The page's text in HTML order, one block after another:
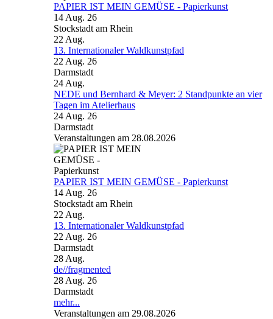
PAPIER IST MEIN GEMÜSE - Papierkunst
14 Aug. 26
Stockstadt am Rhein
22 Aug.
13. Internationaler Waldkunstpfad
22 Aug. 26
Darmstadt
24 Aug.
NEDE und Bernhard & Meyer: 2 Standpunkte an vier
Tagen im Atelierhaus
24 Aug. 26
Darmstadt
Veranstaltungen am 28.08.2026
PAPIER IST MEIN GEMÜSE - Papierkunst
14 Aug. 26
Stockstadt am Rhein
22 Aug.
13. Internationaler Waldkunstpfad
22 Aug. 26
Darmstadt
28 Aug.
de//fragmented
28 Aug. 26
Darmstadt
mehr...
Veranstaltungen am 29.08.2026